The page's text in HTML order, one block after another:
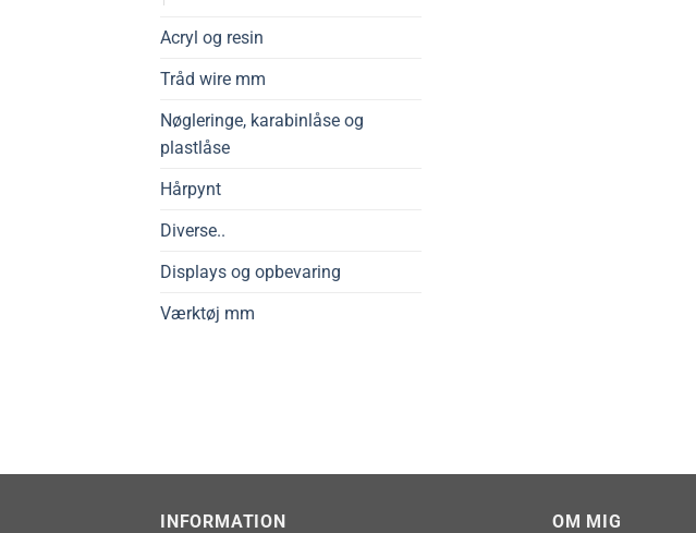
Acryl og resin
Tråd wire mm
Nøgleringe, karabinlåse og
plastlåse
Hårpynt
Diverse..
Displays og opbevaring
Værktøj mm
INFORMATION OM MIG